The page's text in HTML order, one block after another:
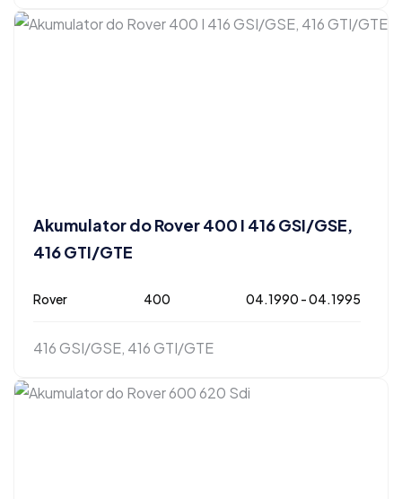
Akumulator do Rover 400 I 416 GSI/GSE,
416 GTI/GTE
Rover 400 04.1990 - 04.1995
416 GSI/GSE, 416 GTI/GTE